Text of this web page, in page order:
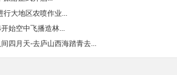
行大地区农喷作业...
始空中飞播造林...
四月天-去庐山西海踏青去...